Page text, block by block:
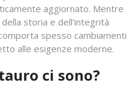
aggiornato. Mentre
storia e dell’integrità
spesso cambiamenti
alle esigenze moderne.
ci sono?